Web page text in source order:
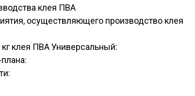
клея ПВА
осуществляющего производство клея
клея ПВА Универсальный: